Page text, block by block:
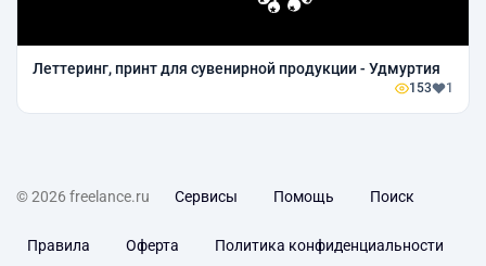
Леттеринг, принт для сувенирной продукции - Удмуртия
153 1
© 2026 freelance.ru Сервисы Помощь Поиск
Правила Оферта Политика конфиденциальности